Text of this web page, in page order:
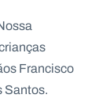
Francisco
Santos.